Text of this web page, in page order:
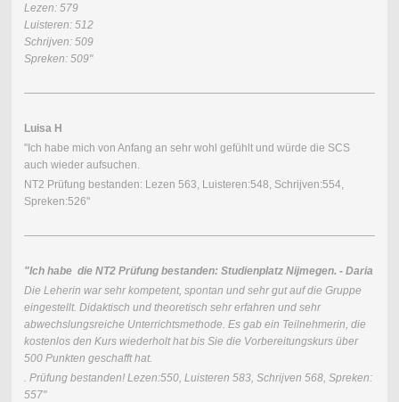
Lezen: 579
Luisteren: 512
Schrijven: 509
Spreken: 509"
Luisa H
"Ich habe mich von Anfang an sehr wohl gefühlt und würde die SCS
auch wieder aufsuchen.
NT2 Prüfung bestanden: Lezen 563, Luisteren:548, Schrijven:554,
Spreken:526"
"Ich habe die NT2 Prüfung bestanden: Studienplatz Nijmegen. - Daria
Die Leherin war sehr kompetent, spontan und sehr gut auf die Gruppe
eingestellt. Didaktisch und theoretisch sehr erfahren und sehr
abwechslungsreiche Unterrichtsmethode. Es gab ein Teilnehmerin, die
kostenlos den Kurs wiederholt hat bis Sie die Vorbereitungskurs über
500 Punkten geschafft hat.
. Prüfung bestanden! Lezen:550, Luisteren 583, Schrijven 568, Spreken:
557"